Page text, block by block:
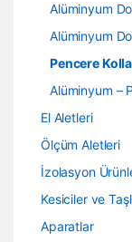
Alüminyum
Alüminyum
Pencere
Alüminyum –
El Aletleri
Ölçüm Aletleri
İzolasyon
Kesiciler ve
Aparatlar